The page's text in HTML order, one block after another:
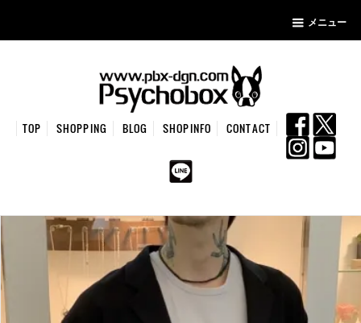
メニュー
TOP SHOPPING BLOG SHOPINFO CONTACT